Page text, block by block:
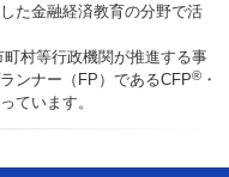
た金融経済教育の分野で活
村等行政機関が推進する事
ンナー（FP）であるCFP® ・
ています。